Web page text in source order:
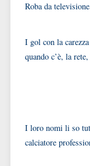
Roba da
I gol con la
quando c’è, la
I loro nomi li so
calciatore